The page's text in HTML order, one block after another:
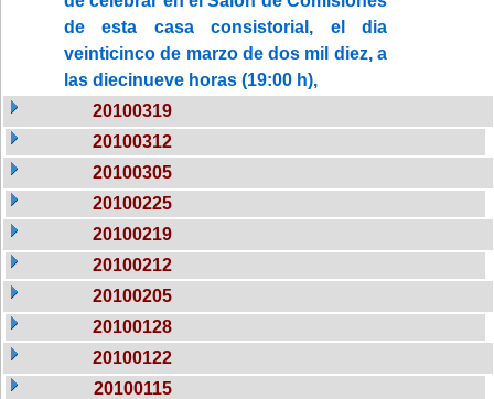
de esta casa consistorial, el dia
veinticinco de marzo de dos mil diez, a
las diecinueve horas (19:00 h),
20100319
20100312
20100305
20100225
20100219
20100212
20100205
20100128
20100122
20100115